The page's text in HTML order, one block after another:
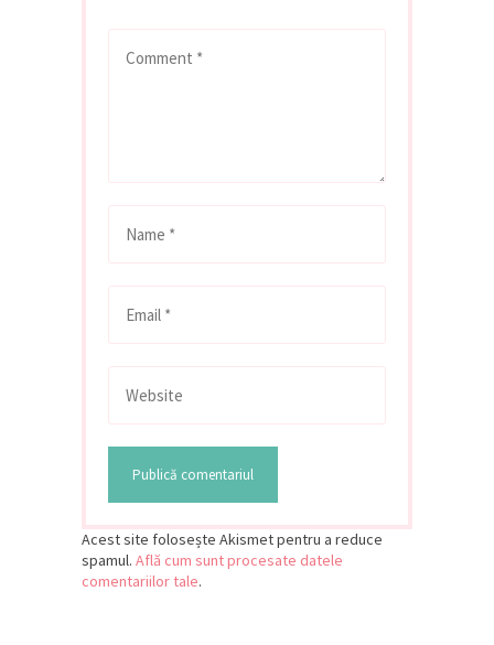
Acest site folosește Akismet pentru a reduce
spamul. Află cum sunt procesate datele
comentariilor tale.